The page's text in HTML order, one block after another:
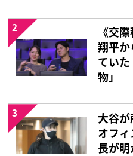
《交
翔平
てい
物」
2
大谷
オフ
長が
3